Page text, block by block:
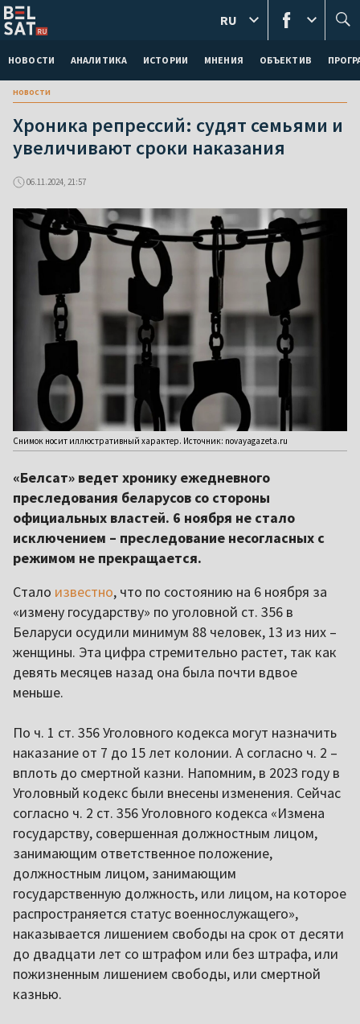
НОВОСТИ АНАЛИТИКА ИСТОРИИ МНЕНИЯ ОБЪЕКТИВ
RU
новости
Хроника репрессий: судят семьями и
увеличивают сроки наказания
06.11.2024, 21:57
Снимок носит иллюстративный характер. Источник: novayagazeta.ru
«Белсат» ведет хронику ежедневного
преследования беларусов со стороны
официальных властей. 6 ноября не стало
исключением – преследование несогласных с
режимом не прекращается.
Стало известно, что по состоянию на 6 ноября за
«измену государству» по уголовной ст. 356 в
Беларуси осудили минимум 88 человек, 13 из них –
женщины. Эта цифра стремительно растет, так как
девять месяцев назад она была почти вдвое
меньше.
По ч. 1 ст. 356 Уголовного кодекса могут назначить
наказание от 7 до 15 лет колонии. А согласно ч. 2 –
вплоть до смертной казни. Напомним, в 2023 году в
Уголовный кодекс были внесены изменения. Сейчас
согласно ч. 2 ст. 356 Уголовного кодекса «Измена
государству, совершенная должностным лицом,
занимающим ответственное положение,
должностным лицом, занимающим
государственную должность, или лицом, на которое
распространяется статус военнослужащего»,
наказывается лишением свободы на срок от десяти
до двадцати лет со штрафом или без штрафа, или
пожизненным лишением свободы, или смертной
казнью.